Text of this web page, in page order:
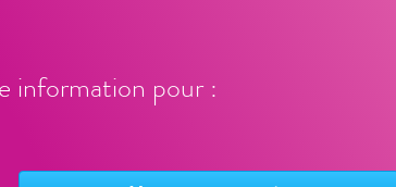
information pour :